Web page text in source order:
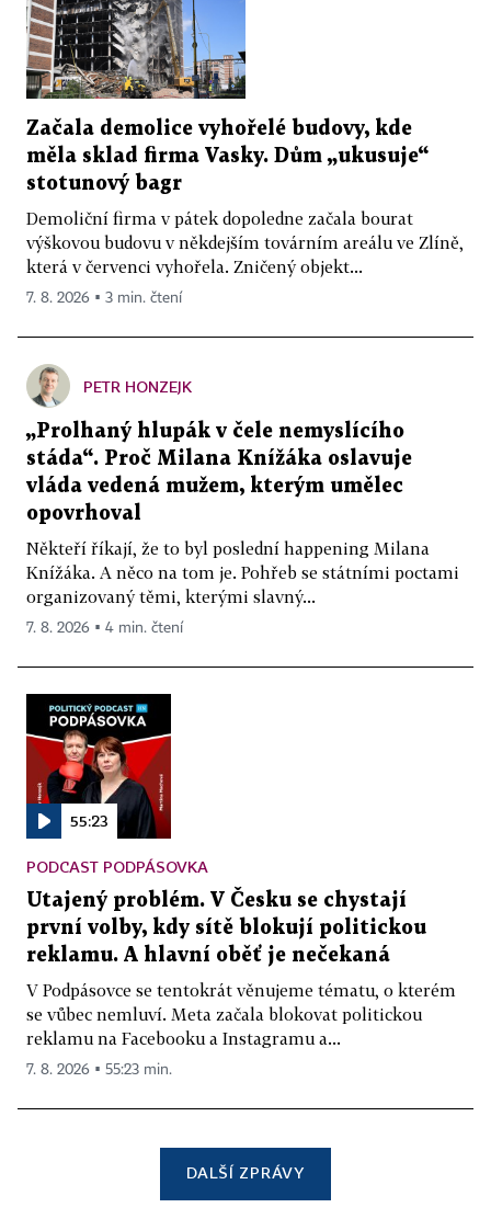
Začala demolice vyhořelé budovy, kde
měla sklad firma Vasky. Dům „ukusuje“
stotunový bagr
Demoliční firma v pátek dopoledne začala bourat
výškovou budovu v někdejším továrním areálu ve Zlíně,
která v červenci vyhořela. Zničený objekt...
7. 8. 2026 ▪ 3 min. čtení
PETR HONZEJK
„Prolhaný hlupák v čele nemyslícího
stáda“. Proč Milana Knížáka oslavuje
vláda vedená mužem, kterým umělec
opovrhoval
Někteří říkají, že to byl poslední happening Milana
Knížáka. A něco na tom je. Pohřeb se státními poctami
organizovaný těmi, kterými slavný...
7. 8. 2026 ▪ 4 min. čtení
55:23
PODCAST PODPÁSOVKA
Utajený problém. V Česku se chystají
první volby, kdy sítě blokují politickou
reklamu. A hlavní oběť je nečekaná
V Podpásovce se tentokrát věnujeme tématu, o kterém
se vůbec nemluví. Meta začala blokovat politickou
reklamu na Facebooku a Instagramu a...
7. 8. 2026 ▪ 55:23 min.
DALŠÍ ZPRÁVY